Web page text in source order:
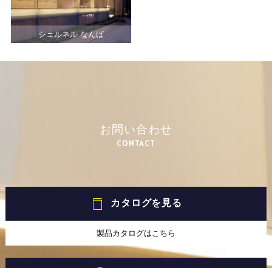
シェルネル なんば
お問い合わせ
CONTACT
カタログを見る
製品カタログはこちら